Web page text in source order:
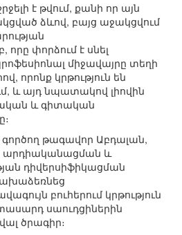
է թվում, քանի որ այն
ձևով, բայց աջակցվում
փորձում է սնել
միջավայրը տեղի
որոնք կրթություն են
և այդ նպատակով լիովին
և գիտական
թագավոր Աբդալան,
արդիականացման և
դիվերսիֆիկացման
բուհերում կրթություն
սաուդցիներին
ծրագիր։